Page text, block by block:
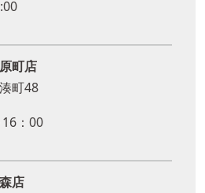
町店
町48
：00
店